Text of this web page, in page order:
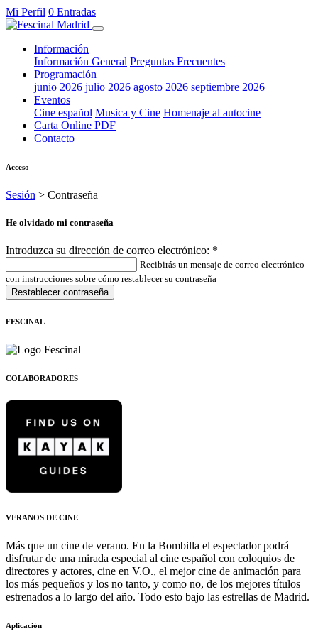
Mi Perfil 0 Entradas
Información
Información General Preguntas Frecuentes
Programación
junio 2026 julio 2026 agosto 2026 septiembre 2026
Eventos
Cine español Musica y Cine Homenaje al autocine
Carta Online PDF
Contacto
Acceso
Sesión > Contraseña
He olvidado mi contraseña
Introduzca su dirección de correo electrónico: *
Recibirás un mensaje de correo electrónico
con instrucciones sobre cómo restablecer su contraseña
Restablecer contraseña
FESCINAL
COLABORADORES
VERANOS DE CINE
Más que un cine de verano. En la Bombilla el espectador podrá
disfrutar de una mirada especial al cine español con coloquios de
directores y actores, cine en V.O., el mejor cine de animación para
los más pequeños y los no tanto, y como no, de los mejores títulos
estrenados a lo largo del año. Todo esto bajo las estrellas de Madrid.
Aplicación